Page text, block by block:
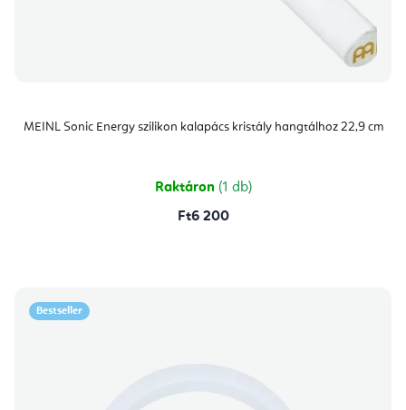
MEINL Sonic Energy szilikon kalapács kristály hangtálhoz 22,9 cm
Raktáron (1 db)
Ft6 200
Bestseller